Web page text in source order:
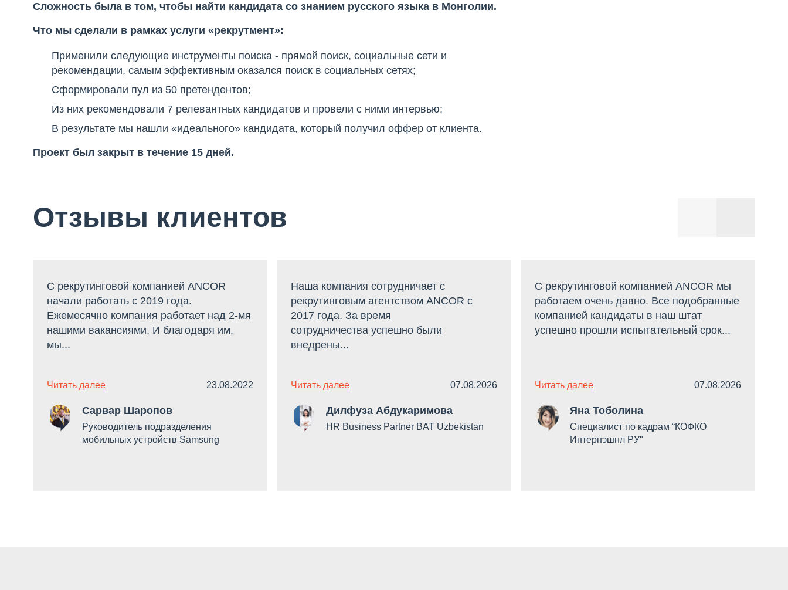
Сложность была в том, чтобы найти кандидата со знанием русского языка в Монголии.
Что мы сделали в рамках услуги «рекрутмент»:
Применили следующие инструменты поиска - прямой поиск, социальные сети и
рекомендации, самым эффективным оказался поиск в социальных сетях;
Сформировали пул из 50 претендентов;
Из них рекомендовали 7 релевантных кандидатов и провели с ними интервью;
В результате мы нашли «идеального» кандидата, который получил оффер от клиента.
Проект был закрыт в течение 15 дней.
Отзывы клиентов
С рекрутинговой компанией ANCOR
начали работать c 2019 года.
Ежемесячно компания работает над 2-мя
нашими вакансиями. И благодаря им,
мы...
Читать далее 23.08.2022
Сарвар Шаропов
Руководитель подразделения
мобильных устройств Samsung
Наша компания сотрудничает с
рекрутинговым агентством ANCOR с
2017 года. За время
сотрудничества успешно были
внедрены...
Читать далее 07.08.2026
Дилфуза Абдукаримова
HR Business Partner BAT Uzbekistan
С рекрутинговой компанией ANCOR мы
работаем очень давно. Все подобранные
компанией кандидаты в наш штат
успешно прошли испытательный срок...
Читать далее 07.08.2026
Яна Тоболина
Специалист по кадрам “КОФКО
Интернэшнл РУ"